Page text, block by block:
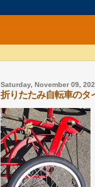
Saturday, November 09,
折りたたみ自転車のタ